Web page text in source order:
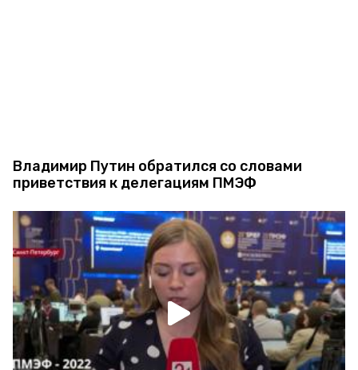
Владимир Путин обратился со словами
приветствия к делегациям ПМЭФ